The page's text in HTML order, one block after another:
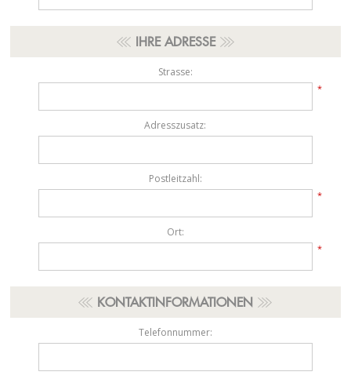
IHRE ADRESSE
Strasse:
*
Adresszusatz:
Postleitzahl:
*
Ort:
*
KONTAKTINFORMATIONEN
Telefonnummer: